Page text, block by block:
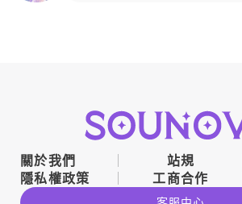
關於我們 站規
隱私權政策
工商合作